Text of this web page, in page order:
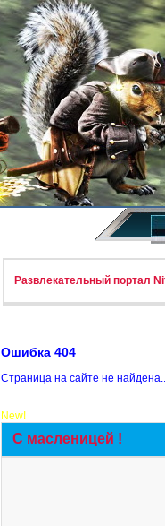
Развлекательный портал
Ошибка 404
Страница на сайте не
New!
С масленицей !